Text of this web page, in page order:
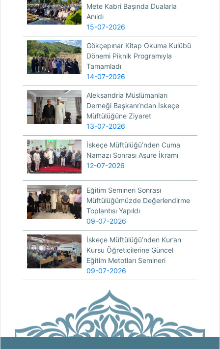
Mete Kabri Başında Dualarla
Anıldı
15-07-2026
Gökçepınar Kitap Okuma Kulübü
Dönemi Piknik Programıyla
Tamamladı
14-07-2026
Aleksandria Müslümanları
Derneği Başkanı’ndan İskeçe
Müftülüğüne Ziyaret
13-07-2026
İskeçe Müftülüğü’nden Cuma
Namazı Sonrası Aşure İkramı
12-07-2026
Eğitim Semineri Sonrası
Müftülüğümüzde Değerlendirme
Toplantısı Yapıldı
09-07-2026
İskeçe Müftülüğü’nden Kur’an
Kursu Öğreticilerine Güncel
Eğitim Metotları Semineri
09-07-2026